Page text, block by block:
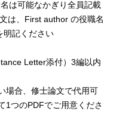
は可能なかぎり全員記載
は、First author の役職名
明記ください
Letter添付）3編以内
場合、修士論文で代用可
つのPDFでご用意くださ